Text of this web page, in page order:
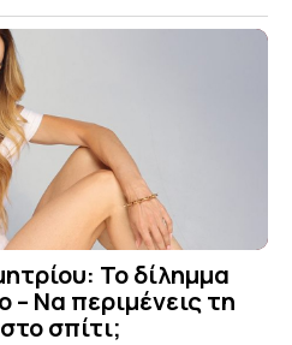
Το δίλημμα
– Να περιμένεις τη
σπίτι;